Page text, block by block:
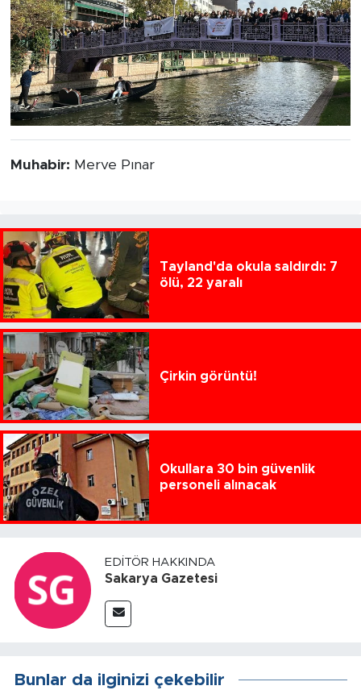
Muhabir: Merve Pınar
Tayland'da okula saldırdı: 7
ölü, 22 yaralı
Çirkin görüntü!
Okullara 30 bin güvenlik
personeli alınacak
EDITÖR HAKKINDA
Sakarya Gazetesi
Bunlar da ilginizi çekebilir